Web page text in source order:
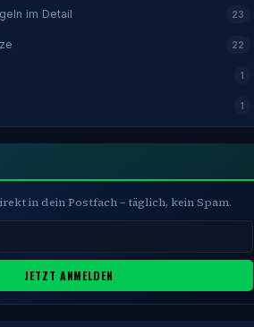
im Detail 23
22
1
1
in dein Postfach – täglich, kein Spam.
JETZT ANMELDEN